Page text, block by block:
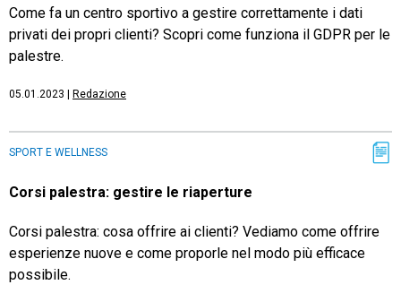
HR
Trust Services
TeamSystem Store
Come fa un centro sportivo a gestire correttamente i dati
privati dei propri clienti? Scopri come funziona il GDPR per le
palestre.
05.01.2023 Redazione
SPORT E WELLNESS
Corsi palestra: gestire le riaperture
Corsi palestra: cosa offrire ai clienti? Vediamo come offrire
esperienze nuove e come proporle nel modo più efficace
possibile.